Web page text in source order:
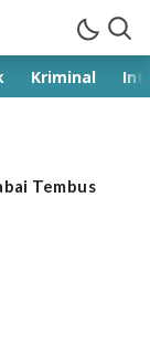
Kriminal
Tembus